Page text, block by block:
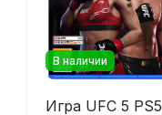
В наличии
Игра UFC 5 PS5